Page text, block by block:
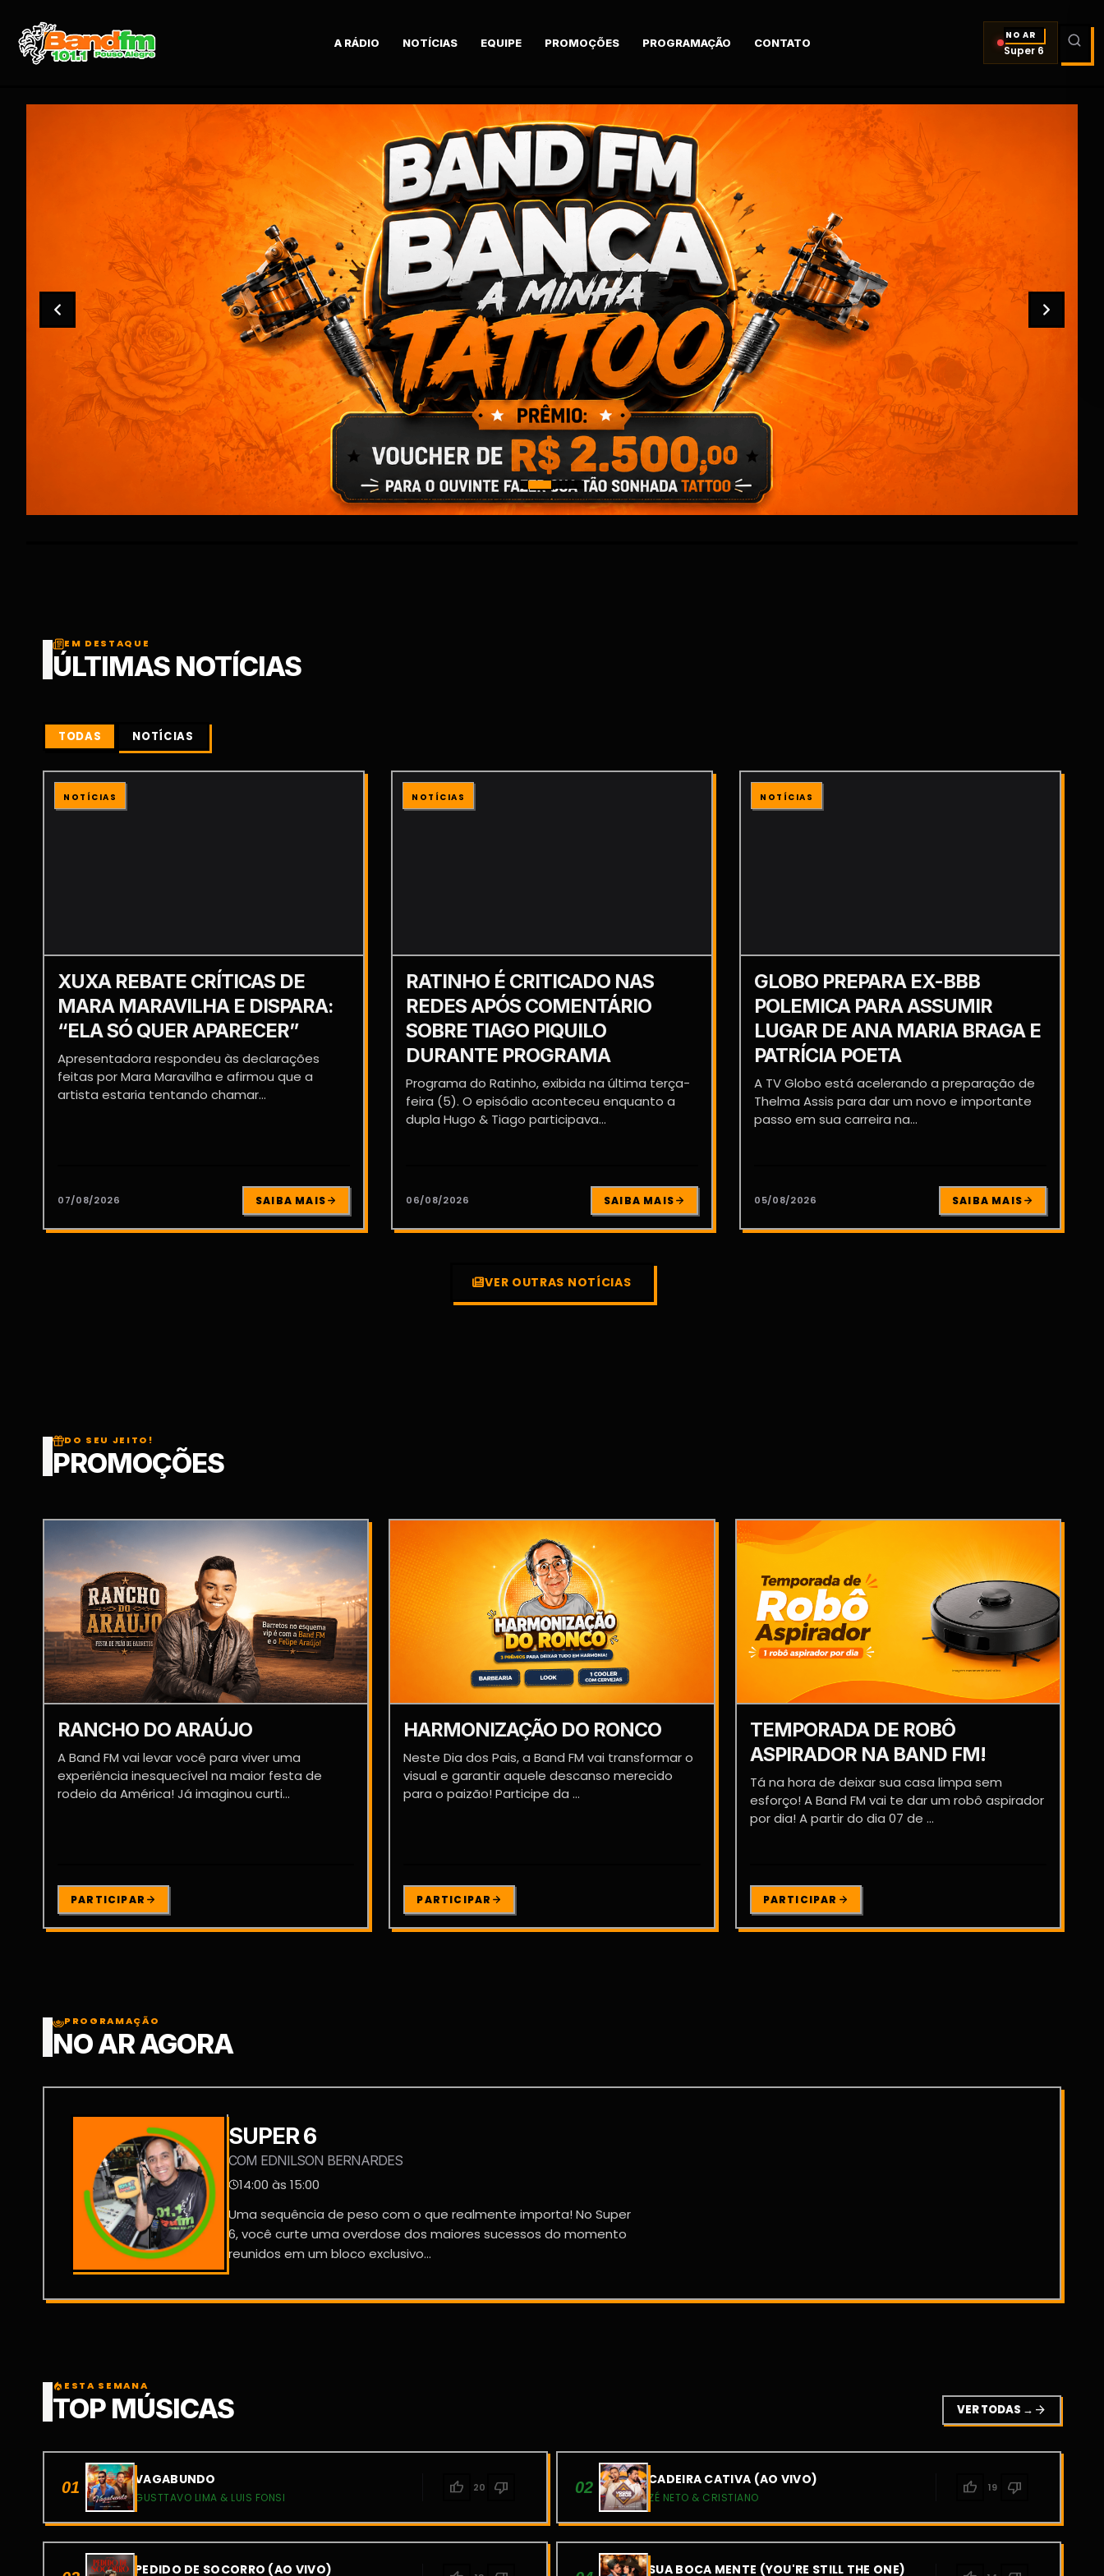
A RÁDIO NOTÍCIAS EQUIPE PROMOÇÕES PROGRAMAÇÃO CONTATO
NO AR
Super 6
EM DESTAQUE
ÚLTIMAS NOTÍCIAS
TODAS NOTÍCIAS
NOTÍCIAS
XUXA REBATE CRÍTICAS DE
MARA MARAVILHA E DISPARA:
“ELA SÓ QUER APARECER”
Apresentadora respondeu às declarações
feitas por Mara Maravilha e afirmou que a
artista estaria tentando chamar...
07/08/2026 SAIBA MAIS
NOTÍCIAS
RATINHO É CRITICADO NAS
REDES APÓS COMENTÁRIO
SOBRE TIAGO PIQUILO
DURANTE PROGRAMA
Programa do Ratinho, exibida na última terça-
feira (5). O episódio aconteceu enquanto a
dupla Hugo & Tiago participava...
06/08/2026 SAIBA MAIS
NOTÍCIAS
GLOBO PREPARA EX-BBB
POLEMICA PARA ASSUMIR
LUGAR DE ANA MARIA BRAGA E
PATRÍCIA POETA
A TV Globo está acelerando a preparação de
Thelma Assis para dar um novo e importante
passo em sua carreira na...
05/08/2026 SAIBA MAIS
VER OUTRAS NOTÍCIAS
DO SEU JEITO!
PROMOÇÕES
RANCHO DO ARAÚJO
A Band FM vai levar você para viver uma
experiência inesquecível na maior festa de
rodeio da América! Já imaginou curti...
PARTICIPAR
HARMONIZAÇÃO DO RONCO
Neste Dia dos Pais, a Band FM vai transformar o
visual e garantir aquele descanso merecido
para o paizão! Participe da ...
PARTICIPAR
TEMPORADA DE ROBÔ
ASPIRADOR NA BAND FM!
Tá na hora de deixar sua casa limpa sem
esforço! A Band FM vai te dar um robô aspirador
por dia! A partir do dia 07 de ...
PARTICIPAR
PROGRAMAÇÃO
NO AR AGORA
SUPER 6
COM EDNILSON BERNARDES
14:00 às 15:00
Uma sequência de peso com o que realmente importa! No Super
6, você curte uma overdose dos maiores sucessos do momento
reunidos em um bloco exclusivo...
local_fire_department ESTA SEMANA
TOP MÚSICAS VER TODAS → arrow_forward
01 VAGABUNDO
GUSTTAVO LIMA & LUIS FONSI
thumb_up 20 thumb_down 02 CADEIRA CATIVA (AO VIVO)
ZÉ NETO & CRISTIANO
thumb_up 19 thumb_down
PEDIDO DE SOCORRO (AO VIVO) SUA BOCA MENTE (YOU'RE STILL THE ONE)